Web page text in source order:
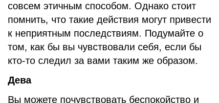
совсем этичным способом. Однако стоит
помнить, что такие действия могут привести
к неприятным последствиям. Подумайте о
том, как бы вы чувствовали себя, если бы
кто-то следил за вами таким же образом.
Дева
Вы можете почувствовать беспокойство и